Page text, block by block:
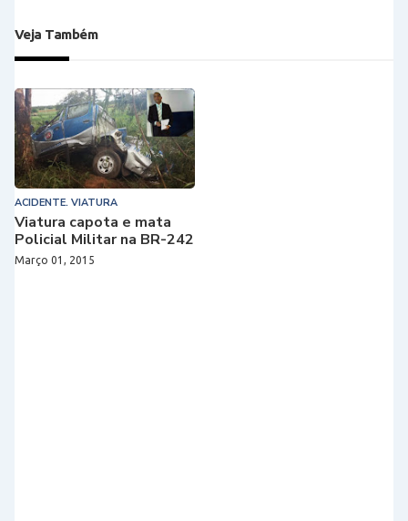
Veja Também
ACIDENTE. VIATURA
Viatura capota e mata
Policial Militar na BR-242
Março 01, 2015